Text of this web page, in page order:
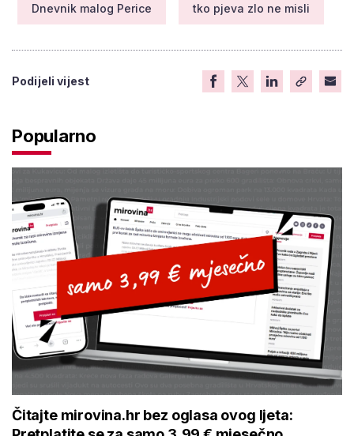
Dnevnik malog Perice tko pjeva zlo ne misli
Podijeli vijest
Popularno
Čitajte mirovina.hr bez oglasa ovog ljeta: